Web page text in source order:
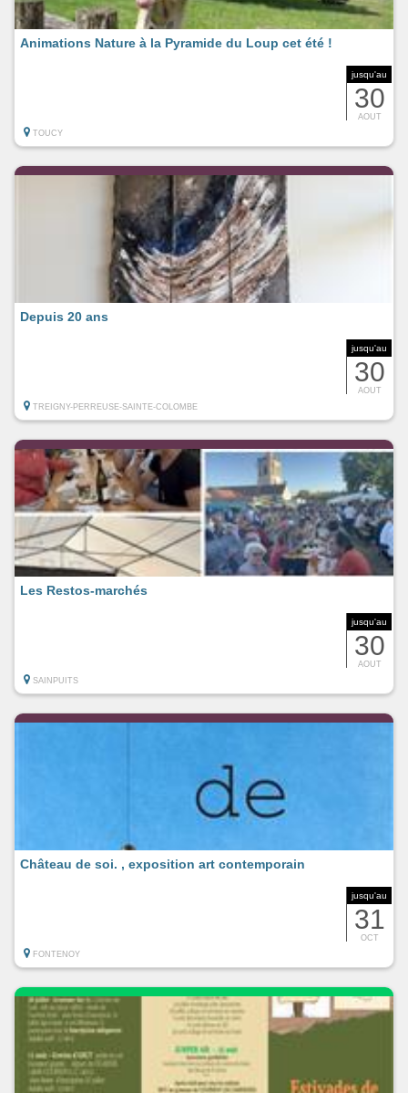
jusqu'au
30
AOUT
Animations Nature à la Pyramide du Loup cet été !
TOUCY
jusqu'au
30
AOUT
Depuis 20 ans
TREIGNY-PERREUSE-SAINTE-COLOMBE
jusqu'au
30
AOUT
Les Restos-marchés
SAINPUITS
jusqu'au
31
OCT
Château de soi. , exposition art contemporain
FONTENOY